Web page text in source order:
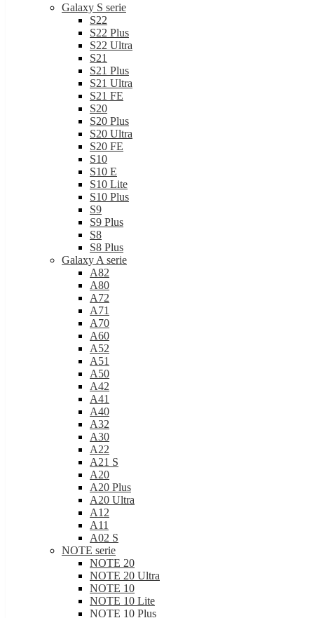
Galaxy S serie
S22
S22 Plus
S22 Ultra
S21
S21 Plus
S21 Ultra
S21 FE
S20
S20 Plus
S20 Ultra
S20 FE
S10
S10 E
S10 Lite
S10 Plus
S9
S9 Plus
S8
S8 Plus
Galaxy A serie
A82
A80
A72
A71
A70
A60
A52
A51
A50
A42
A41
A40
A32
A30
A22
A21 S
A20
A20 Plus
A20 Ultra
A12
A11
A02 S
NOTE serie
NOTE 20
NOTE 20 Ultra
NOTE 10
NOTE 10 Lite
NOTE 10 Plus